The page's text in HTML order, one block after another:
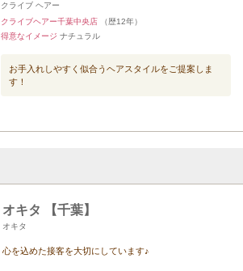
クライブ ヘアー
クライブヘアー千葉中央店
（歴12年）
得意なイメージ ナチュラル
お手入れしやすく似合うヘアスタイルをご提案しま
す！
オキタ 【千葉】
オキタ
心を込めた接客を大切にしています♪